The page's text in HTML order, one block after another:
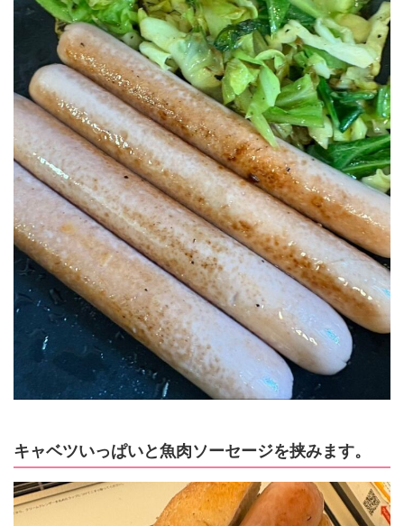
キャベツいっぱいと魚肉ソーセージを挟みます。